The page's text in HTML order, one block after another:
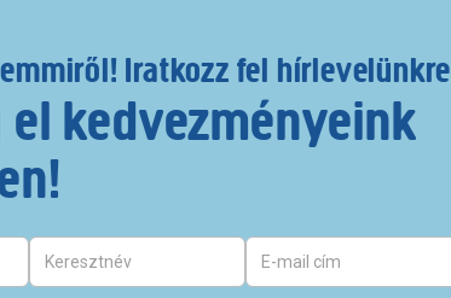
Iratkozz fel hírlevelünkre
kedvezményeink